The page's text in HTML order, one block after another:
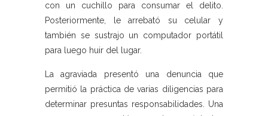
con un cuchillo para consumar el delito.
Posteriormente, le arrebató su celular y
también se sustrajo un computador portátil
para luego huir del lugar.
La agraviada presentó una denuncia que
permitió la práctica de varias diligencias para
determinar presuntas responsabilidades. Una